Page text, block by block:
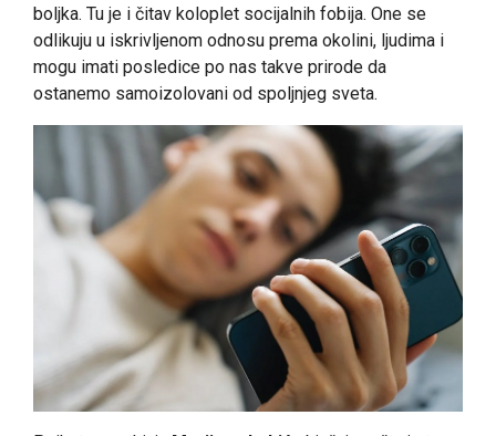
boljka. Tu je i čitav koloplet socijalnih fobija. One se
odlikuju u iskrivljenom odnosu prema okolini, ljudima i
mogu imati posledice po nas takve prirode da
ostanemo samoizolovani od spoljnjeg sveta.